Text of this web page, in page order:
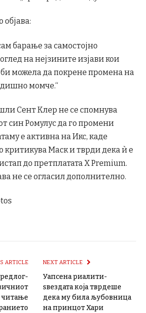
објава:
барање за самостојно
на нејзините изјави кои
би можела да покрене промена на
момче.“
Сент Клер не се спомнува
син Ромулус да го промени
е активна на Икс, каде
критикува Маск и тврди дека ѝ е
до претплатата X Premium.
не се огласил дополнително.
ARTICLE
читање
NEXT ARTICLE
Уапсена риалити-
ѕвездата која тврдеше
дека му била љубовница
на принцот Хари